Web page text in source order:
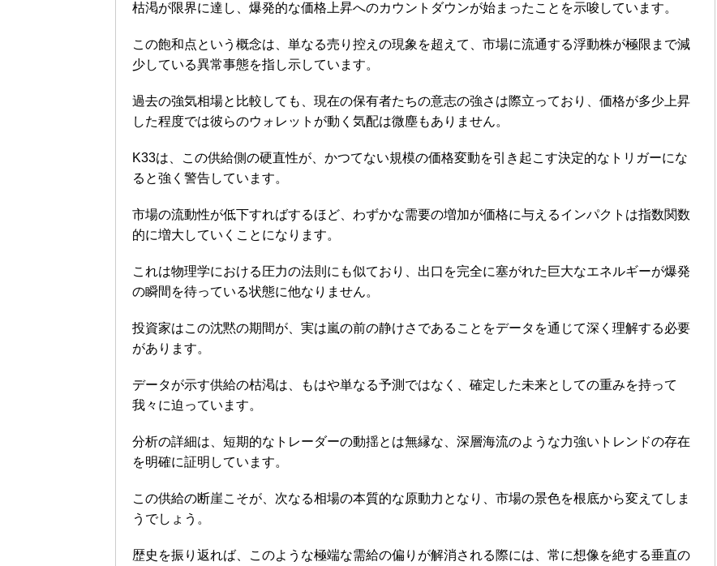
枯渇が限界に達し、爆発的な価格上昇へのカウントダウンが始まったことを示唆しています。
この飽和点という概念は、単なる売り控えの現象を超えて、市場に流通する浮動株が極限まで減
少している異常事態を指し示しています。
過去の強気相場と比較しても、現在の保有者たちの意志の強さは際立っており、価格が多少上昇
した程度では彼らのウォレットが動く気配は微塵もありません。
K33は、この供給側の硬直性が、かつてない規模の価格変動を引き起こす決定的なトリガーにな
ると強く警告しています。
市場の流動性が低下すればするほど、わずかな需要の増加が価格に与えるインパクトは指数関数
的に増大していくことになります。
これは物理学における圧力の法則にも似ており、出口を完全に塞がれた巨大なエネルギーが爆発
の瞬間を待っている状態に他なりません。
投資家はこの沈黙の期間が、実は嵐の前の静けさであることをデータを通じて深く理解する必要
があります。
データが示す供給の枯渇は、もはや単なる予測ではなく、確定した未来としての重みを持って
我々に迫っています。
分析の詳細は、短期的なトレーダーの動揺とは無縁な、深層海流のような力強いトレンドの存在
を明確に証明しています。
この供給の断崖こそが、次なる相場の本質的な原動力となり、市場の景色を根底から変えてしま
うでしょう。
歴史を振り返れば、このような極端な需給の偏りが解消される際には、常に想像を絶する垂直の